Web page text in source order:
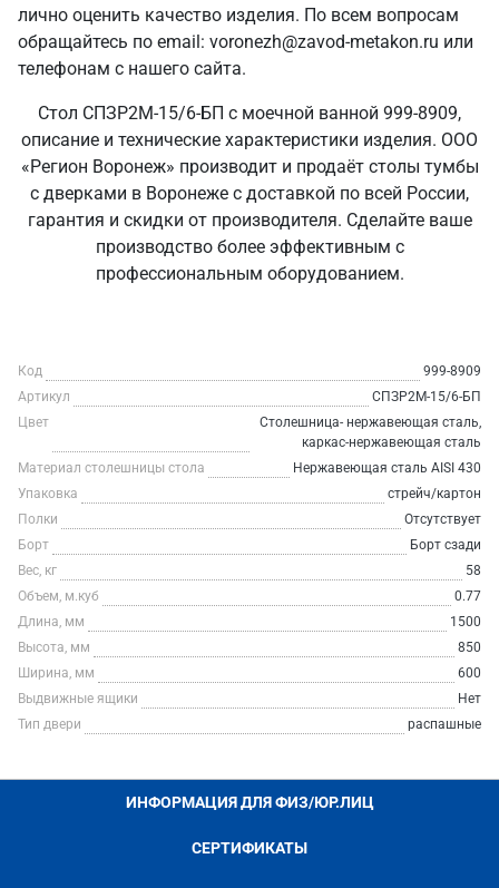
лично оценить качество изделия. По всем вопросам
обращайтесь по email: voronezh@zavod-metakon.ru или
телефонам с нашего сайта.
Стол СПЗР2М-15/6-БП с моечной ванной 999-8909,
описание и технические характеристики изделия. ООО
«Регион Воронеж» производит и продаёт столы тумбы
с дверками в Воронеже с доставкой по всей России,
гарантия и скидки от производителя. Сделайте ваше
производство более эффективным с
профессиональным оборудованием.
Код
999-8909
Артикул
СПЗР2М-15/6-БП
Цвет
Столешница- нержавеющая сталь,
каркас-нержавеющая сталь
Материал столешницы стола
Нержавеющая сталь AISI 430
Упаковка
стрейч/картон
Полки
Отсутствует
Борт
Борт сзади
Вес, кг
58
Объем, м.куб
0.77
Длина, мм
1500
Высота, мм
850
Ширина, мм
600
Выдвижные ящики
Нет
Тип двери
распашные
ИНФОРМАЦИЯ ДЛЯ ФИЗ/ЮР.ЛИЦ
СЕРТИФИКАТЫ